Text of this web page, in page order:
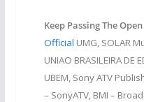
Keep Passing The
Official UMG, SOLAR
UNIAO BRASILEIRA DE
UBEM, Sony ATV
– SonyATV, BMI –